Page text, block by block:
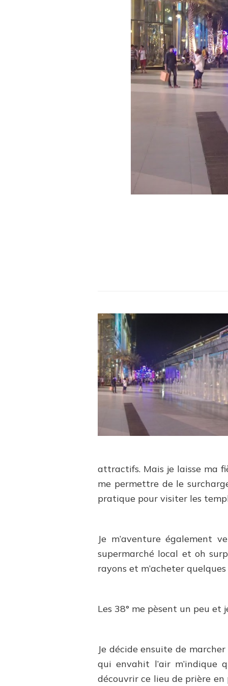
attractifs. Mais je laisse ma
me permettre de le
pratique pour visiter les
Je m’aventure également
supermarché local et oh
rayons et m’acheter
Les 38° me pèsent un peu et
Je décide ensuite de marcher
qui envahit l’air m’indique
découvrir ce lieu de prière